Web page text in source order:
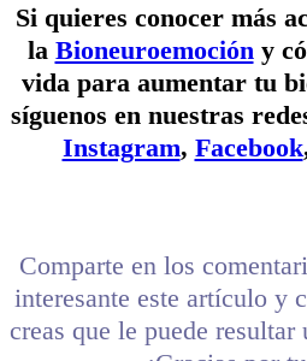
Si quieres conocer más
la Bioneuroemoción y
vida para aumentar tu
síguenos en nuestras
Instagram, Facebook
Comparte en los
interesante este artículo y
creas que le puede